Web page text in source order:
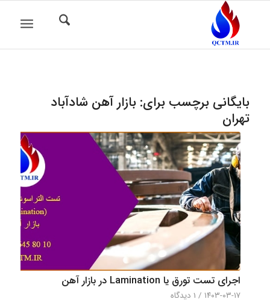
بایگانی برچسب برای: بازار آهن شادآباد
تهران
اجرای تست تورق یا Lamination در بازار آهن
۱۴۰۳-۰۳-۱۷ / 1 دیدگاه